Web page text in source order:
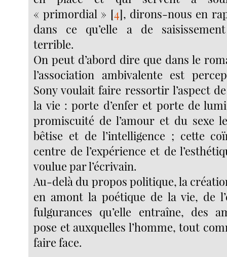
« primordial » [4], dirons-nous en
dans ce qu’elle a de
terrible.
On peut d’abord dire que dans le
l’association ambivalente est
Sony voulait faire ressortir l’aspect
la vie : porte d’enfer et porte de
promiscuité de l’amour et du sexe
bêtise et de l’intelligence ; cette
centre de l’expérience et de
voulue par l’écrivain.
Au-delà du propos politique, la
en amont la poétique de la vie, de
fulgurances qu’elle entraîne, des
pose et auxquelles l’homme, tout
faire face.